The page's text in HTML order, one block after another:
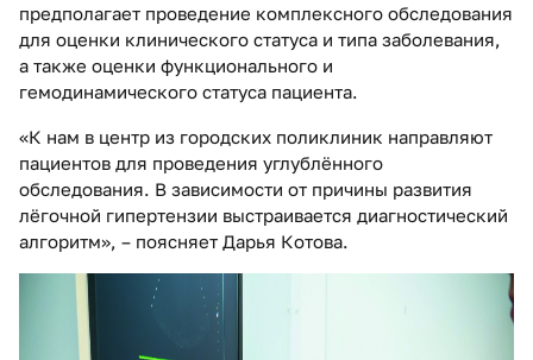
предполагает проведение комплексного обследования
для оценки клинического статуса и типа заболевания,
а также оценки функционального и
гемодинамического статуса пациента.
«К нам в центр из городских поликлиник направляют
пациентов для проведения углублённого
обследования. В зависимости от причины развития
лёгочной гипертензии выстраивается диагностический
алгоритм», – поясняет Дарья Котова.